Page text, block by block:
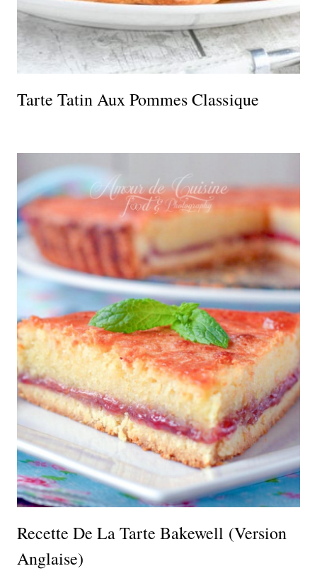
Tarte Tatin Aux Pommes Classique
Recette De La Tarte Bakewell (version
Anglaise)